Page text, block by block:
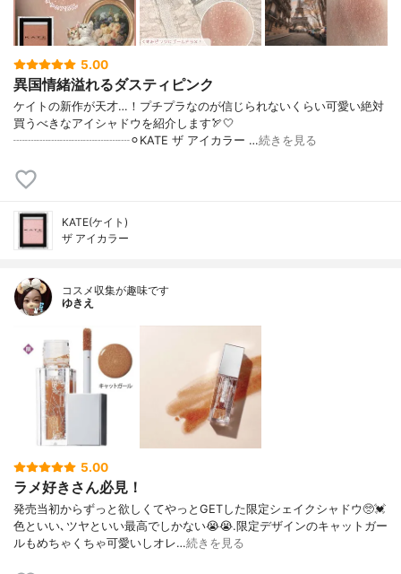
5.00
異国情緒溢れるダスティピンク
ケイトの新作が天才…！プチプラなのが信じられないくらい可愛い絶対
買うべきなアイシャドウを紹介します🏹🤍
┈┈┈┈┈┈┈┈┈┈⚪︎KATE ザ アイカラー …続きを見る
KATE(ケイト)
ザ アイカラー
コスメ収集が趣味です
ゆきえ
5.00
ラメ好きさん必見！
発売当初からずっと欲しくてやっとGETした限定シェイクシャドウ🥺💓
色といい､ツヤといい最高でしかない😭😭.限定デザインのキャットガー
ルもめちゃくちゃ可愛いしオレ…続きを見る